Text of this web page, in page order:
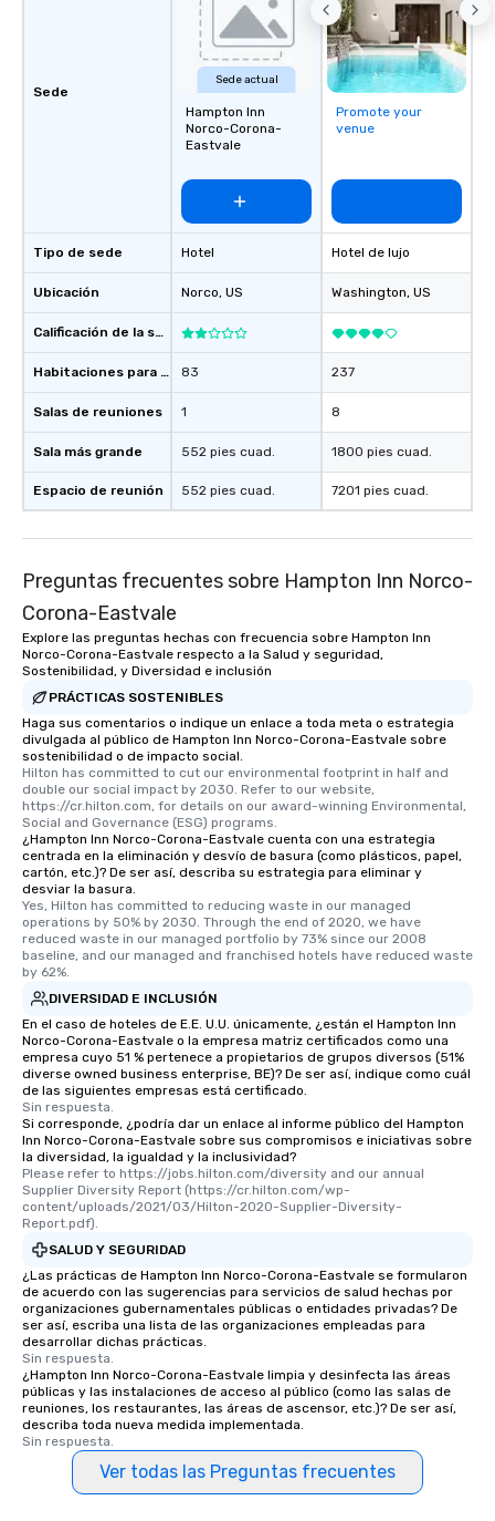
Sede
Tipo de sede
Ubicación
Calificación de la sede
Habitaciones para huéspedes
Salas de reuniones
Sala más grande
Espacio de reunión
Sede actual
Hampton Inn
Norco-Corona-
Eastvale
Hotel
Norco, US
83
1
552 pies cuad.
552 pies cuad.
Promote your
venue
Hotel de lujo
Washington, US
237
8
1800 pies cuad.
7201 pies cuad.
Preguntas frecuentes sobre Hampton Inn Norco-
Corona-Eastvale
Explore las preguntas hechas con frecuencia sobre Hampton Inn
Norco-Corona-Eastvale respecto a la Salud y seguridad,
Sostenibilidad, y Diversidad e inclusión
PRÁCTICAS SOSTENIBLES
Haga sus comentarios o indique un enlace a toda meta o estrategia
divulgada al público de Hampton Inn Norco-Corona-Eastvale sobre
sostenibilidad o de impacto social.
Hilton has committed to cut our environmental footprint in half and
double our social impact by 2030. Refer to our website,
https://cr.hilton.com, for details on our award-winning Environmental,
Social and Governance (ESG) programs.
¿Hampton Inn Norco-Corona-Eastvale cuenta con una estrategia
centrada en la eliminación y desvío de basura (como plásticos, papel,
cartón, etc.)? De ser así, describa su estrategia para eliminar y
desviar la basura.
Yes, Hilton has committed to reducing waste in our managed
operations by 50% by 2030. Through the end of 2020, we have
reduced waste in our managed portfolio by 73% since our 2008
baseline, and our managed and franchised hotels have reduced waste
by 62%.
DIVERSIDAD E INCLUSIÓN
En el caso de hoteles de E.E. U.U. únicamente, ¿están el Hampton Inn
Norco-Corona-Eastvale o la empresa matriz certificados como una
empresa cuyo 51 % pertenece a propietarios de grupos diversos (51%
diverse owned business enterprise, BE)? De ser así, indique como cuál
de las siguientes empresas está certificado.
Sin respuesta.
Si corresponde, ¿podría dar un enlace al informe público del Hampton
Inn Norco-Corona-Eastvale sobre sus compromisos e iniciativas sobre
la diversidad, la igualdad y la inclusividad?
Please refer to https://jobs.hilton.com/diversity and our annual
Supplier Diversity Report (https://cr.hilton.com/wp-
content/uploads/2021/03/Hilton-2020-Supplier-Diversity-
Report.pdf).
SALUD Y SEGURIDAD
¿Las prácticas de Hampton Inn Norco-Corona-Eastvale se formularon
de acuerdo con las sugerencias para servicios de salud hechas por
organizaciones gubernamentales públicas o entidades privadas? De
ser así, escriba una lista de las organizaciones empleadas para
desarrollar dichas prácticas.
Sin respuesta.
¿Hampton Inn Norco-Corona-Eastvale limpia y desinfecta las áreas
públicas y las instalaciones de acceso al público (como las salas de
reuniones, los restaurantes, las áreas de ascensor, etc.)? De ser así,
describa toda nueva medida implementada.
Sin respuesta.
Ver todas las Preguntas frecuentes